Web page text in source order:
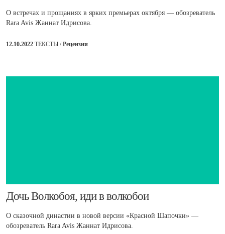
О встречах и прощаниях в ярких премьерах октября — обозреватель
Rara Avis Жаннат Идрисова.
12.10.2022 ТЕКСТЫ /Рецензии
​Дочь Волкобоя, иди в волкобои
О сказочной династии в новой версии «Красной Шапочки» —
обозреватель Rara Avis Жаннат Идрисова.